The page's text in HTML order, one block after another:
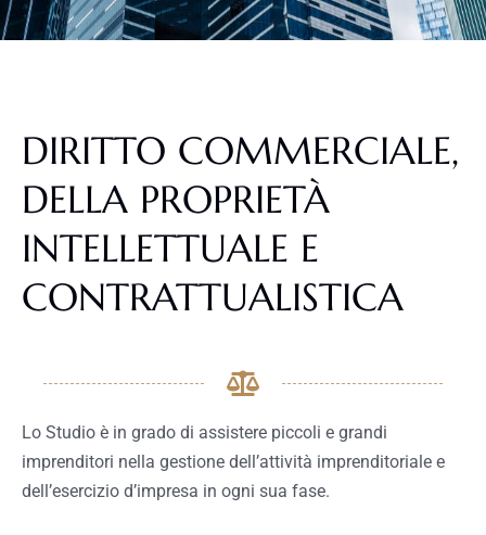
DIRITTO COMMERCIALE,
DELLA PROPRIETÀ
INTELLETTUALE E
CONTRATTUALISTICA
Lo Studio è in grado di assistere piccoli e grandi
imprenditori nella gestione dell’attività imprenditoriale e
dell’esercizio d’impresa in ogni sua fase.